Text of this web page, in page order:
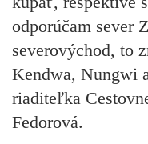
odporúčam sever
severovýchod, to
Kendwa, Nungwi
riaditeľka
Fedorová.